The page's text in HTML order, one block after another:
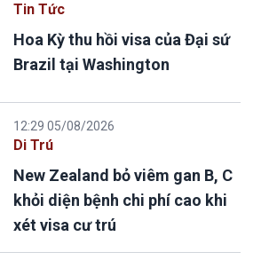
Tin Tức
Hoa Kỳ thu hồi visa của Đại sứ
Brazil tại Washington
12:29 05/08/2026
Di Trú
New Zealand bỏ viêm gan B, C
khỏi diện bệnh chi phí cao khi
xét visa cư trú